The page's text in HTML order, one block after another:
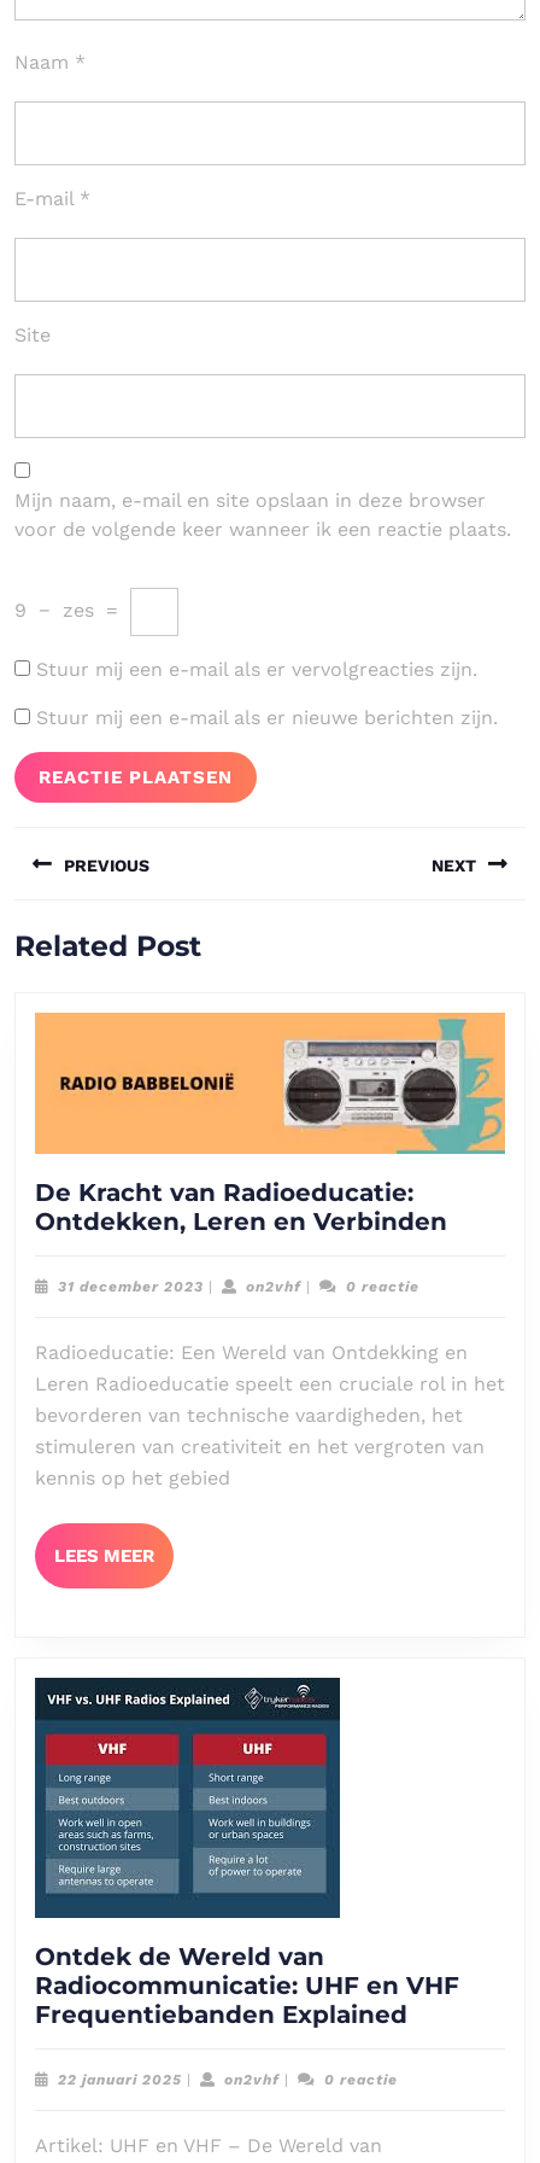
Naam *
E-mail *
Site
Mijn naam, e-mail en site opslaan in deze browser
voor de volgende keer wanneer ik een reactie plaats.
9 − zes =
Stuur mij een e-mail als er vervolgreacties zijn.
Stuur mij een e-mail als er nieuwe berichten zijn.
navigatie
PREVIOUS
bericht:
NEXT
Related Post
De Kracht van Radioeducatie:
Ontdekken, Leren en Verbinden
Leren
en
31 december 2023 31| on2vhfon2vhf
| 0 reactie
Radioeducatie: Een Wereld van Ontdekking en
Leren Radioeducatie speelt een cruciale rol in het
bevorderen van technische vaardigheden, het
stimuleren van creativiteit en het vergroten van
kennis op het gebied
LEES MEERLEES
MEER
Ontdek de Wereld van
Radiocommunicatie: UHF en VHF
Frequentiebanden Explained
22 januari 2025 22
| on2vhfon2vhf
| 0 reactie
Artikel: UHF en VHF – De Wereld van